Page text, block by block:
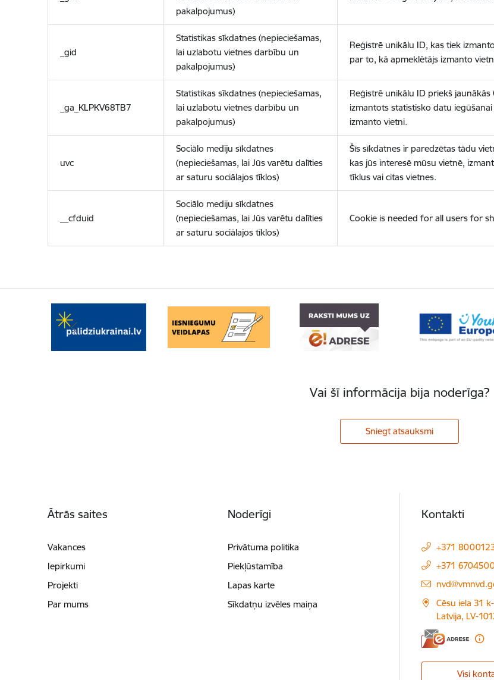
pakalpojumus)
_gid
Statistikas sīkdatnes (nepieciešamas,
lai uzlabotu vietnes darbību un
pakalpojumus)
Reģistrē unikālu ID, kas tiek
par to, kā apmeklētājs izmanto
_ga_KLPKV68TB7
Statistikas sīkdatnes (nepieciešamas,
lai uzlabotu vietnes darbību un
pakalpojumus)
Reģistrē unikālu ID priekš jaunākās
izmantots statistisko datu
izmanto vietni.
uvc
Sociālo mediju sīkdatnes
(nepieciešamas, lai Jūs varētu dalīties
ar saturu sociālajos tīklos)
Šīs sīkdatnes ir paredzētas tādu
kas jūs interesē mūsu vietnē,
tīklus vai citas vietnes.
__cfduid
Sociālo mediju sīkdatnes
(nepieciešamas, lai Jūs varētu dalīties
ar saturu sociālajos tīklos)
Cookie is needed for all users for
Vai šī informācija bija noderīga?
Sniegt atsauksmi
Ātrās saites
Vakances
Iepirkumi
Projekti
Par mums
Noderīgi
Privātuma politika
Piekļūstamība
Lapas karte
Sīkdatņu izvēles maiņa
Kontakti
+371
+371
E-pasts:
Cēsu iela 31
Latvija, LV-
Visi